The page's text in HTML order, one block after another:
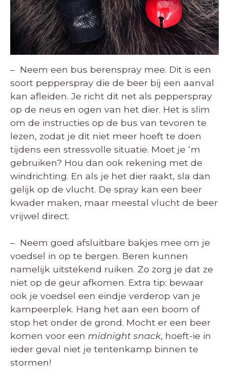
– Neem een bus berenspray mee. Dit is een
soort pepperspray die de beer bij een aanval
kan afleiden. Je richt dit net als pepperspray
op de neus en ogen van het dier. Het is slim
om de instructies op de bus van tevoren te
lezen, zodat je dit niet meer hoeft te doen
tijdens een stressvolle situatie. Moet je ‘m
gebruiken? Hou dan ook rekening met de
windrichting. En als je het dier raakt, sla dan
gelijk op de vlucht. De spray kan een beer
kwader maken, maar meestal vlucht de beer
vrijwel direct.
– Neem goed afsluitbare bakjes mee om je
voedsel in op te bergen. Beren kunnen
namelijk uitstekend ruiken. Zo zorg je dat ze
niet op de geur afkomen. Extra tip: bewaar
ook je voedsel een eindje verderop van je
kampeerplek. Hang het aan een boom of
stop het onder de grond. Mocht er een beer
komen voor een midnight snack, hoeft-ie in
ieder geval niet je tentenkamp binnen te
stormen!